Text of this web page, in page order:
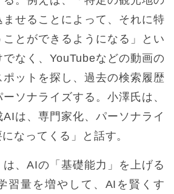
せることによって、それに特
とができるようになる」とい
でなく、YouTubeなどの動画の
ットを探し、過去の検索履歴
ソナライズする。小澤氏は、
AIは、専門家化、パーソナライ
なってくる」と話す。
は、AIの「基礎能力」を上げる
習量を増やして、AIを賢くす